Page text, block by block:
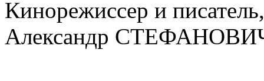
Кинорежиссер и
Александр